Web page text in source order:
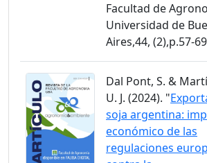
Facultad de
Universidad de
Aires,44, (2),p.57-69
Dal Pont, S. &
U. J. (2024). "
soja argentina:
económico de las
regulaciones